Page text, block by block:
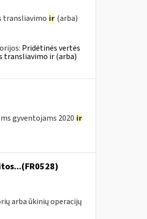
transliavimo ir (arba)
Pridėtinės vertės
transliavimo ir (arba)
gyventojams 2020 ir
arba ūkinių operacijų